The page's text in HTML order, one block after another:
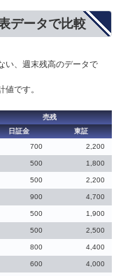
データで比較
い、週末残高のデータで
です。
売残
日証金
東証
700 2,200
500 1,800
500 2,200
900 4,700
500 1,900
500 2,500
800 4,400
600 4,000